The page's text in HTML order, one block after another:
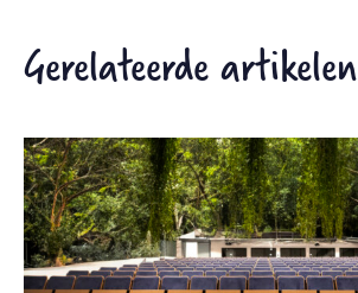
Gerelateerde artikelen